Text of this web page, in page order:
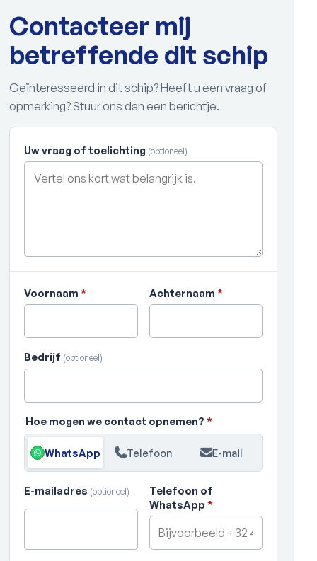
Contacteer mij
betreffende dit schip
Geïnteresseerd in dit schip? Heeft u een vraag of
opmerking? Stuur ons dan een berichtje.
Uw vraag of toelichting (optioneel)
Voornaam* Achternaam *
Bedrijf (optioneel)
Hoe mogen we contact opnemen?*
WhatsApp Telefoon E-mail
E-mailadres (optioneel)
Telefoon of
WhatsApp *